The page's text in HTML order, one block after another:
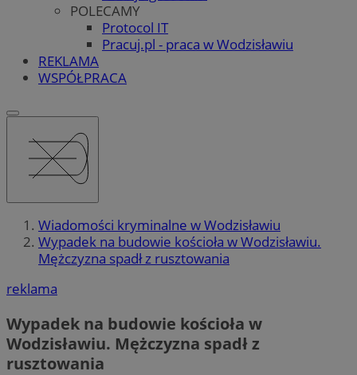
POLECAMY
Protocol IT
Pracuj.pl - praca w Wodzisławiu
REKLAMA
WSPÓŁPRACA
Wiadomości kryminalne w Wodzisławiu
Wypadek na budowie kościoła w Wodzisławiu.
Mężczyzna spadł z rusztowania
reklama
Wypadek na budowie kościoła w
Wodzisławiu. Mężczyzna spadł z
rusztowania